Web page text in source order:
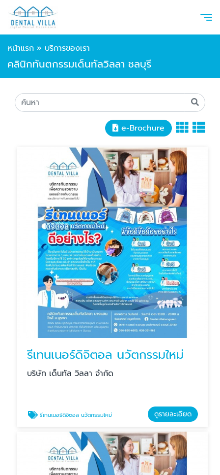
หน้าแรก » บริการของเรา
คลินิกทันตกรรมเด็นทัลวิลลา ชลบุรี
e-Brochure
รีเทนเนอร์ดิจิตอล นวัตกรรมใหม่
บริษัท เด็นทัล วิลลา จำกัด
รีเทนเนอร์ดิจิตอล นวัตกรรมใหม่ ดูรายละเอียด